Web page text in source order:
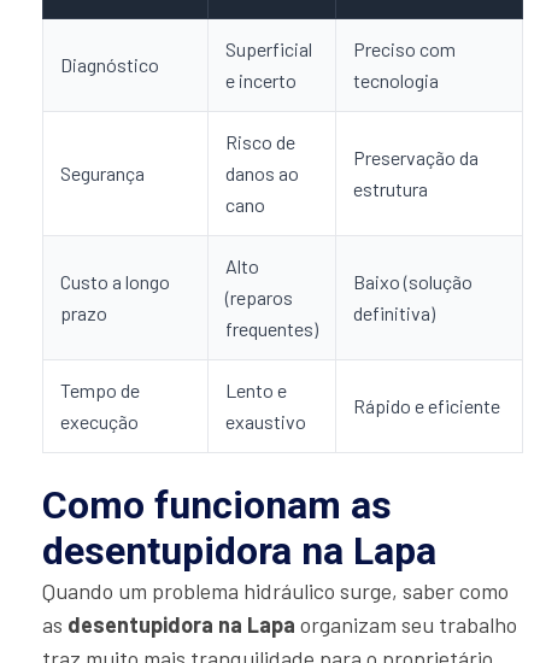
Diagnóstico
Superficial
e incerto
Preciso com
tecnologia
Segurança
Risco de
danos ao
cano
Preservação da
estrutura
Custo a longo
prazo
Alto
(reparos
frequentes)
Baixo (solução
definitiva)
Tempo de
execução
Lento e
exaustivo
Rápido e eficiente
Como funcionam as
desentupidora na Lapa
Quando um problema hidráulico surge, saber como
as desentupidora na Lapa organizam seu trabalho